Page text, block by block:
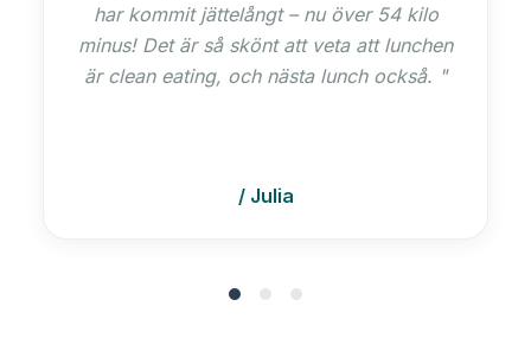
har kommit jättelångt – nu över 54 kilo
minus! Det är så skönt att veta att lunchen
är clean eating, och nästa lunch också.
/ Julia